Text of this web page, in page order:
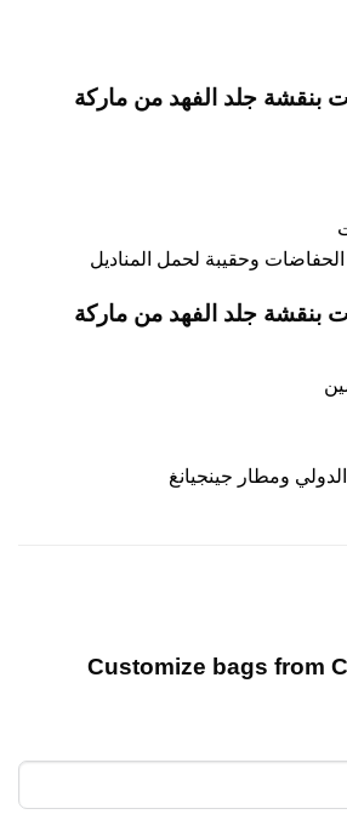
جلد الفهد من ماركة
وحقيبة لحمل المناديل
جلد الفهد من ماركة
ومطار جينجيانغ
Customize bags from